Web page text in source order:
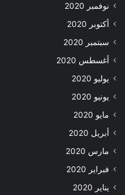
نوفمبر 2020
أكتوبر 2020
سبتمبر 2020
أغسطس 2020
يوليو 2020
يونيو 2020
مايو 2020
أبريل 2020
مارس 2020
فبراير 2020
يناير 2020